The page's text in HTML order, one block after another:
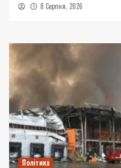
8 Серпня, 2026
Політика